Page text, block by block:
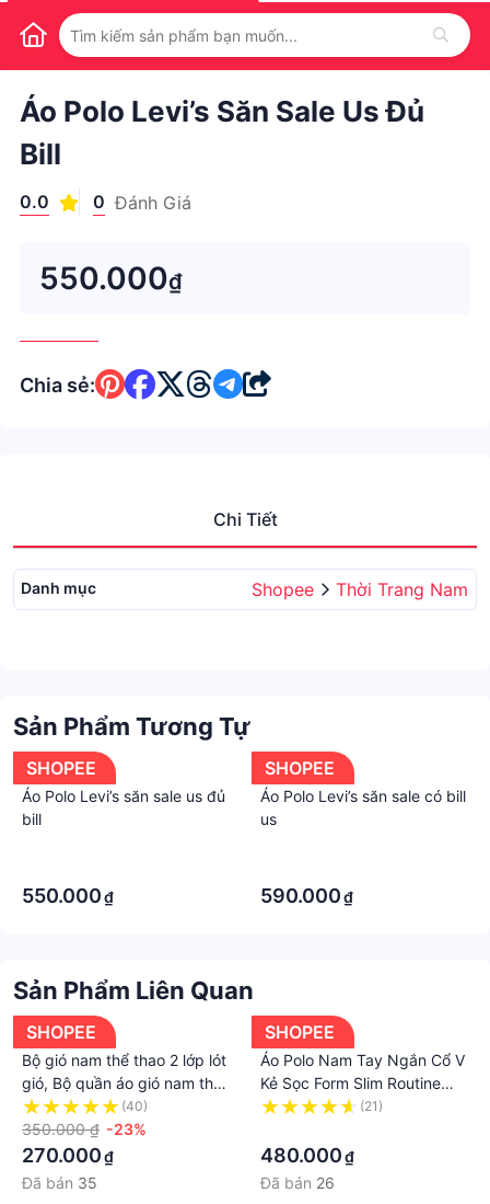
1
Áo Polo Levi’s Săn Sale Us Đủ
Bill
0.0 0 Đánh Giá
550.000₫
Chia sẻ:
Chi Tiết
Danh mục Shopee Thời Trang Nam
Sản Phẩm Tương Tự
SHOPEE
Áo Polo Levi’s săn sale us đủ
bill
550.000₫
SHOPEE
Áo Polo Levi’s săn sale có bill
us
590.000₫
Sản Phẩm Liên Quan
SHOPEE
Bộ gió nam thể thao 2 lớp lót
gió, Bộ quần áo gió nam thu
đông
(40)
350.000 ₫ -23%
270.000₫
Đã bán 35
SHOPEE
Áo Polo Nam Tay Ngắn Cổ V
Kẻ Sọc Form Slim Routine
10S22POL045R2
(21)
480.000₫
Đã bán 26